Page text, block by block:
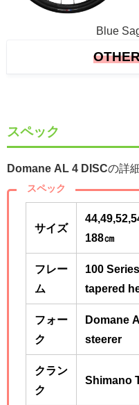
Blue
スペック
Domane AL 4 DISCの詳
スペック
サイズ
188㎝
フレー
ム
100
tapered
フォー
ク
Domane
steerer
クラン
ク
Shimano